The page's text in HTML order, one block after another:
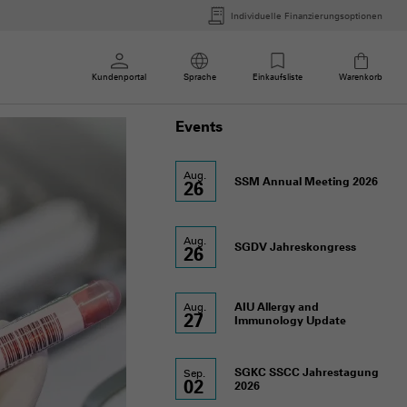
Individuelle Finanzierungsoptionen
Kundenportal Sprache Einkaufsliste Warenkorb
Events
Aug.
26 SSM Annual Meeting 2026
Aug.
26 SGDV Jahreskongress
Aug.
27
AIU Allergy and
Immunology Update
Sep.
02
SGKC SSCC Jahrestagung
2026